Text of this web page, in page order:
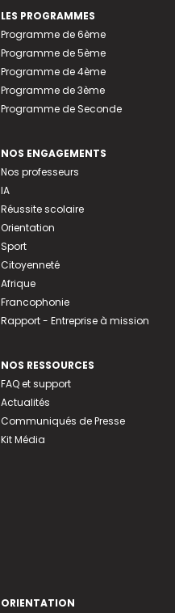
LES PROGRAMMES
Programme de 6ème
Programme de 5ème
Programme de 4ème
Programme de 3ème
Programme de Seconde
NOS ENGAGEMENTS
Nos professeurs
IA
Réussite scolaire
Orientation
Sport
Citoyenneté
Afrique
Francophonie
Rapport - Entreprise à mission
NOS RESSOURCES
FAQ et support
Actualités
Communiqués de Presse
Kit Média
ORIENTATION